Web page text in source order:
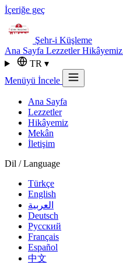
İçeriğe geç
Şehr-i Küşleme
Ana Sayfa LezzetlerHikâyemiz
TR ▾
Menüyü İncele
Ana Sayfa
Lezzetler
Hikâyemiz
Mekân
İletişim
Dil / Language
Türkçe
English
العربية
Deutsch
Русский
Français
Español
中文